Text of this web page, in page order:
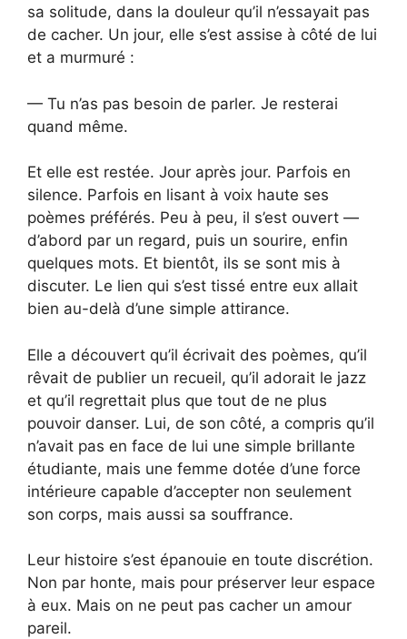
sa solitude, dans la douleur qu’il n’essayait pas
de cacher. Un jour, elle s’est assise à côté de lui
et a murmuré :
— Tu n’as pas besoin de parler. Je resterai
quand même.
Et elle est restée. Jour après jour. Parfois en
silence. Parfois en lisant à voix haute ses
poèmes préférés. Peu à peu, il s’est ouvert —
d’abord par un regard, puis un sourire, enfin
quelques mots. Et bientôt, ils se sont mis à
discuter. Le lien qui s’est tissé entre eux allait
bien au-delà d’une simple attirance.
Elle a découvert qu’il écrivait des poèmes, qu’il
rêvait de publier un recueil, qu’il adorait le jazz
et qu’il regrettait plus que tout de ne plus
pouvoir danser. Lui, de son côté, a compris qu’il
n’avait pas en face de lui une simple brillante
étudiante, mais une femme dotée d’une force
intérieure capable d’accepter non seulement
son corps, mais aussi sa souffrance.
Leur histoire s’est épanouie en toute discrétion.
Non par honte, mais pour préserver leur espace
à eux. Mais on ne peut pas cacher un amour
pareil.